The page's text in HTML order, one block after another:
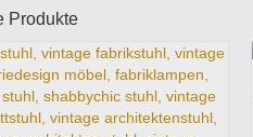
Produkte